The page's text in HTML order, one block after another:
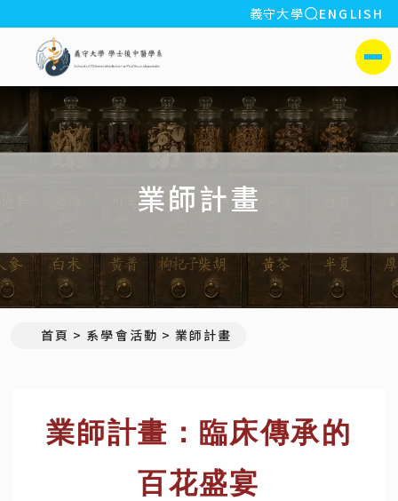
:::
義守大學 全站搜索
ENGLISH
義守大學學士後中醫學系(所)
側選單
業師計畫
首頁 系學會活動 業師計畫
業師計畫：臨床傳承的
百花盛宴